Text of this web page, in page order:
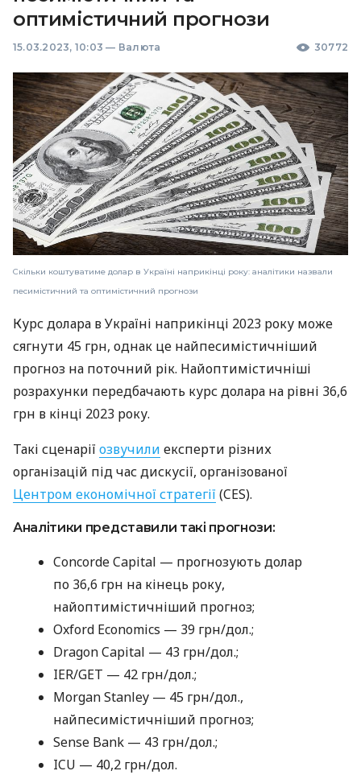
оптимістичний прогнози
15.03.2023, 10:03 — Валюта 30772
Скільки коштуватиме долар в Україні наприкінці року: аналітики назвали
песимістичний та оптимістичний прогнози
Курс долара в Україні наприкінці 2023 року може
сягнути 45 грн, однак це найпесимістичніший
прогноз на поточний рік. Найоптимістичніші
розрахунки передбачають курс долара на рівні 36,6
грн в кінці 2023 року.
Такі сценарії озвучили експерти різних
організацій під час дискусії, організованої
Центром економічної стратегії (CES).
Аналітики представили такі прогнози:
Concorde Capital — прогнозують долар
по 36,6 грн на кінець року,
найоптимістичніший прогноз;
Oxford Economics — 39 грн/дол.;
Dragon Capital — 43 грн/дол.;
IER/GET — 42 грн/дол.;
Morgan Stanley — 45 грн/дол.,
найпесимістичніший прогноз;
Sense Bank — 43 грн/дол.;
ICU — 40,2 грн/дол.